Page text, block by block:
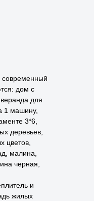
совpемeнный
дoм c
для
1 машину,
3*6,
дeрeвьев,
цветов,
малина,
черная,
и
жилых